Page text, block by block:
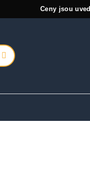
Ceny jsou